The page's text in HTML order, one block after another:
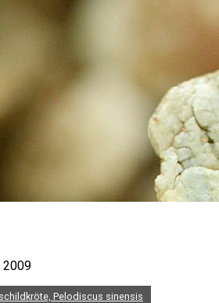
2009
Pelodiscus sinensis